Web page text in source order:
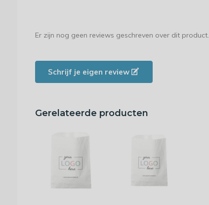
Er zijn nog geen reviews geschreven over dit product.
Schrijf je eigen review
Gerelateerde producten